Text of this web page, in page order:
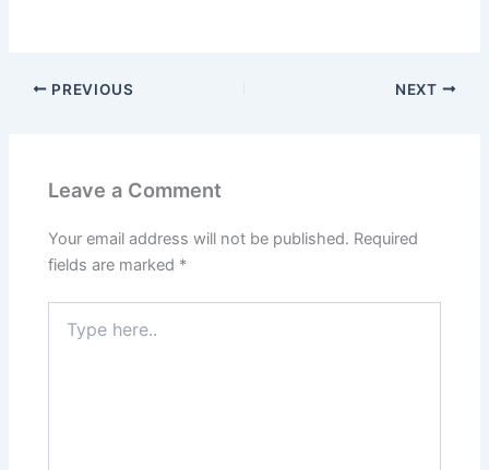
PREVIOUS NEXT
Leave a Comment
Your email address will not be published. Required
fields are marked *
here..